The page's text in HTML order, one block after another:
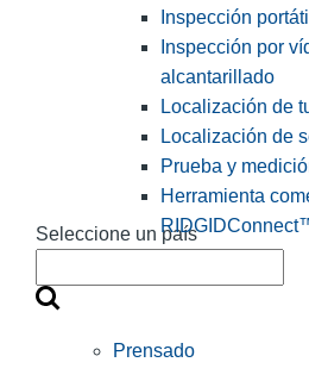
Seleccione un país
Inspección
Inspección por
alcantarillado
Localización de
Localización de
Prueba y
Herramienta
Prensado